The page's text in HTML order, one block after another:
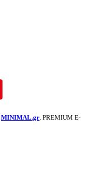
MINIMAL.gr . PREMIUM E-